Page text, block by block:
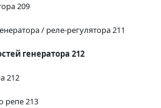
209
/ реле-регулятора 211
генератора 212
212
репе 213